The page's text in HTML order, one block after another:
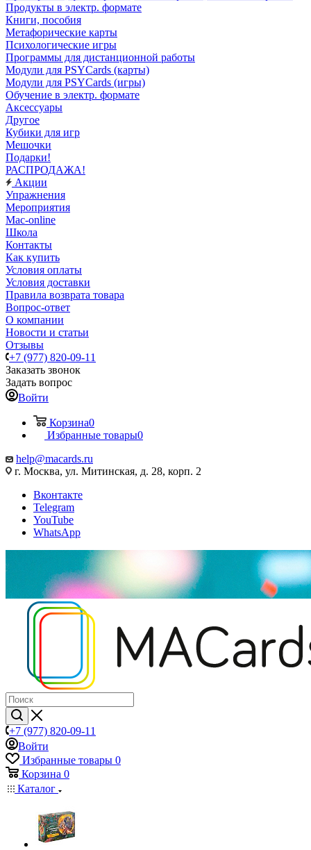
Продукты в электр. формате
Книги, пособия
Метафорические карты
Психологические игры
Программы для дистанционной работы
Модули для PSYCards (карты)
Модули для PSYCards (игры)
Обучение в электр. формате
Аксессуары
Другое
Кубики для игр
Мешочки
Подарки!
РАСПРОДАЖА!
Акции
Упражнения
Мероприятия
Mac-online
Школа
Контакты
Как купить
Условия оплаты
Условия доставки
Правила возврата товара
Вопрос-ответ
О компании
Новости и статьи
Отзывы
+7 (977) 820-09-11
Заказать звонок
Задать вопрос
Войти
Корзина0
Избранные товары0
help@macards.ru
г. Москва, ул. Митинская, д. 28, корп. 2
Вконтакте
Telegram
YouTube
WhatsApp
+7 (977) 820-09-11
Войти
Избранные товары 0
Корзина 0
Каталог